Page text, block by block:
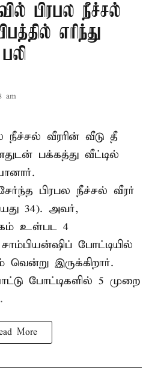
பிரபல நீச்சல்
எரிந்து
am
நீச்சல் வீரரின் வீடு தீ
பக்கத்து வீட்டில்
பிரபல நீச்சல் வீரர்
34). அவர்,
உள்பட 4
போட்டியில்
இருக்கிறார்.
போட்டிகளில் 5 முறை
More